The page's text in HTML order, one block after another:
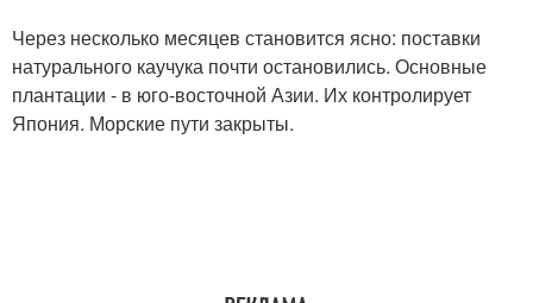
Через несколько месяцев становится ясно: поставки
натурального каучука почти остановились. Основные
плантации - в юго-восточной Азии. Их контролирует
Япония. Морские пути закрыты.